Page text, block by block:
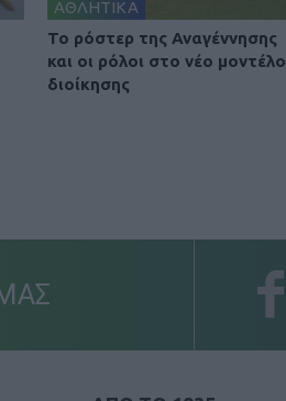
ΑΘΛΗΤΙΚΑ
To ρόστερ της Αναγέννησης
και οι ρόλοι στο νέο μοντέλο
διοίκησης